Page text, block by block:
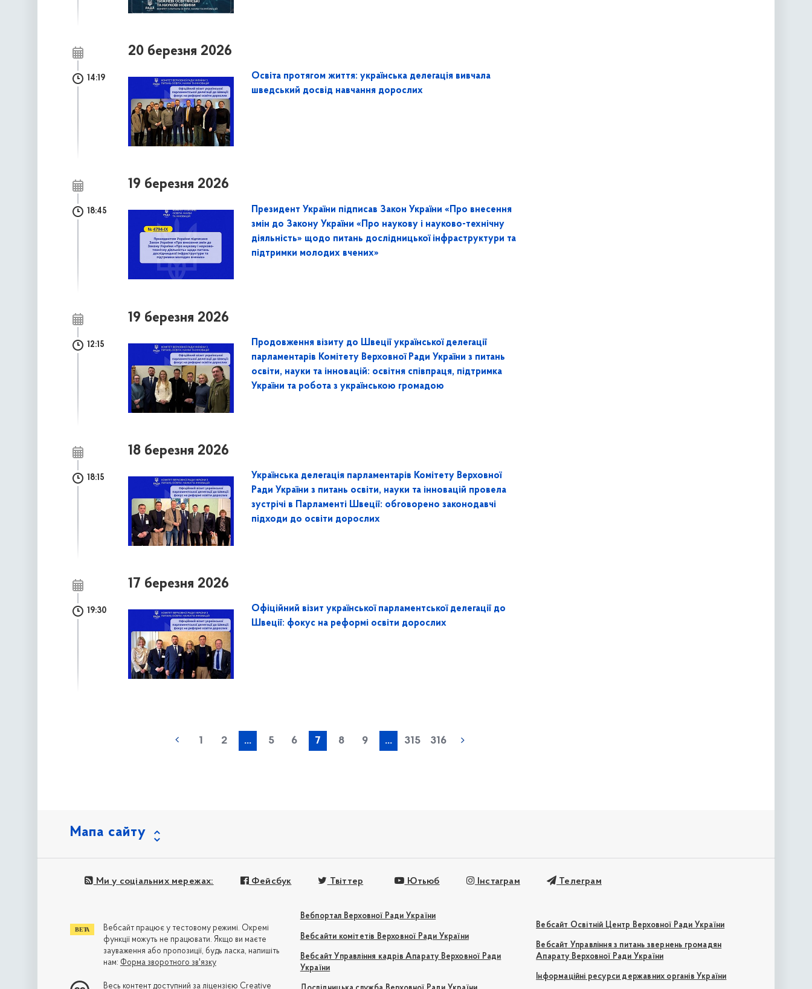
20 березня 2026
14:19
Освіта протягом життя: українська делегація вивчала
шведський досвід навчання дорослих
19 березня 2026
18:45
Президент України підписав Закон України «Про внесення
змін до Закону України «Про наукову і науково-технічну
діяльність» щодо питань дослідницької інфраструктури та
підтримки молодих вчених»
19 березня 2026
12:15
Продовження візиту до Швеції української делегації
парламентарів Комітету Верховної Ради України з питань
освіти, науки та інновацій: освітня співпраця, підтримка
України та робота з українською громадою
18 березня 2026
18:15
Українська делегація парламентарів Комітету Верховної
Ради України з питань освіти, науки та інновацій провела
зустрічі в Парламенті Швеції: обговорено законодавчі
підходи до освіти дорослих
17 березня 2026
19:30
Офіційний візит української парламентської делегації до
Швеції: фокус на реформі освіти дорослих
« попередня
1 2 ... 5 6 7 8 9 ... 315 316
наступна »
Мапа сайту
Ми у соціальних мережах: Фейсбук Твіттер Ютьюб Інстаграм Телеграм
Вебпортал Верховної Ради України
Вебсайти комітетів Верховної Ради України
Вебсайт Управління кадрів Апарату Верховної Ради
України
Вебсайт Освітній Центр Верховної Ради України
Вебсайт Управління з питань звернень громадян
Апарату Верховної Ради України
Інформаційні ресурси державних органів України
Вебсайт працює у тестовому режимі. Окремі
функції можуть не працювати. Якщо ви маєте
зауваження або пропозиції, будь ласка, напишіть
нам: Форма зворотного зв'язку
Весь контент доступний за ліцензією Creative